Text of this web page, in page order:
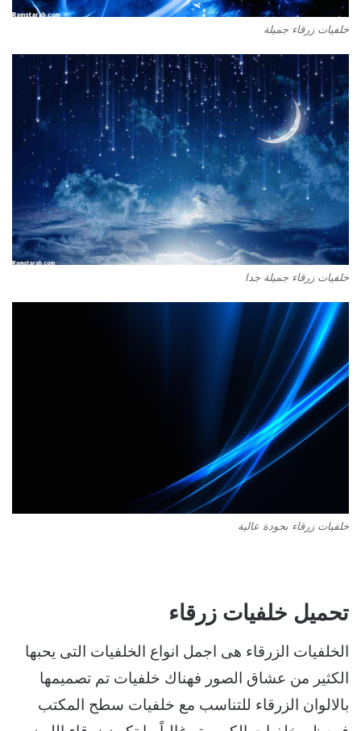
خلفيات زرقاء جميلة
خلفيات زرقاء جميلة جدا
خلفيات زرقاء بجودة عالية
تحميل خلفيات زرقاء
الخلفيات الزرقاء هى اجمل انواع الخلفيات التى يحبها
الكثير من عشاق الصور فهناك خلفيات تم تصميمها
بالالوان الزرقاء للتناسب مع خلفيات سطح المكتب